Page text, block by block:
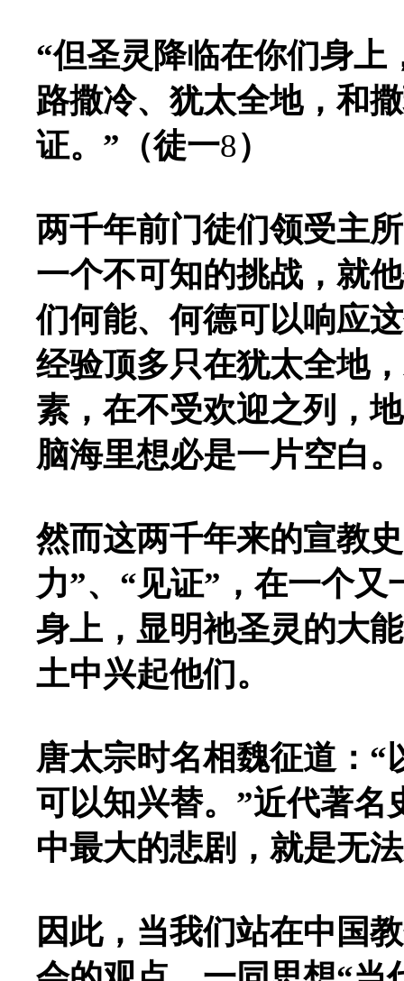
“但圣灵降临在你们身上
路撒冷、犹太全地，和
证。”（徒一8）
两千年前门徒们领受主
一个不可知的挑战，就
们何能、何德可以响应
经验顶多只在犹太全地
素，在不受欢迎之列，
脑海里想必是一片空白。
然而这两千年来的宣教
力”、“见证”，在一个
身上，显明祂圣灵的大
土中兴起他们。
唐太宗时名相魏征道：
可以知兴替。”近代著名
中最大的悲剧，就是无
因此，当我们站在中国